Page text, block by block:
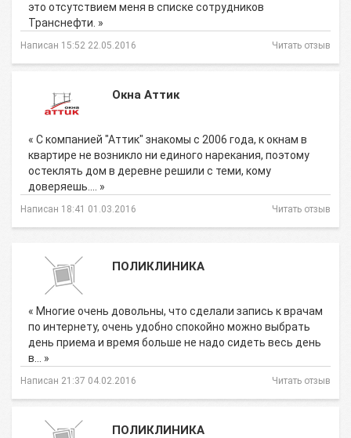
это отсутствием меня в списке сотрудников
Транснефти. »
Написан 15:52 22.05.2016 Читать отзыв
Окна Аттик
« С компанией "Аттик" знакомы с 2006 года, к окнам в
квартире не возникло ни единого нарекания, поэтому
остеклять дом в деревне решили с теми, кому
доверяешь.… »
Написан 18:41 01.03.2016 Читать отзыв
ПОЛИКЛИНИКА
« Многие очень довольны, что сделали запись к врачам
по интернету, очень удобно спокойно можно выбрать
день приема и время больше не надо сидеть весь день
в… »
Написан 21:37 04.02.2016 Читать отзыв
ПОЛИКЛИНИКА